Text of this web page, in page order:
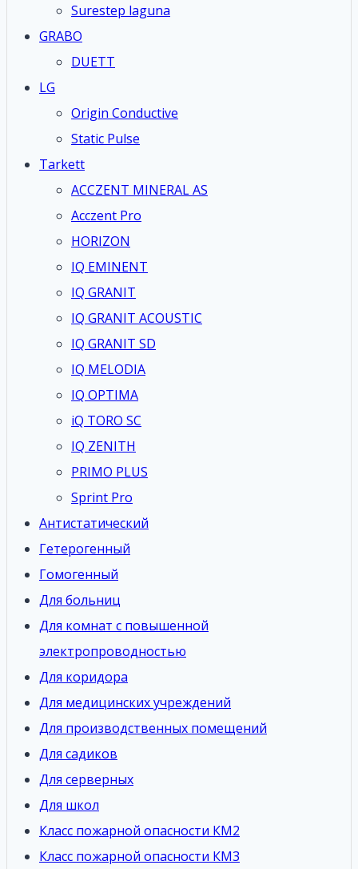
Surestep laguna
GRABO
DUETT
LG
Origin Conductive
Static Pulse
Tarkett
ACCZENT MINERAL AS
Acczent Pro
HORIZON
IQ EMINENT
IQ GRANIT
IQ GRANIT ACOUSTIC
IQ GRANIT SD
IQ MELODIA
IQ OPTIMA
iQ TORO SC
IQ ZENITH
PRIMO PLUS
Sprint Pro
Антистатический
Гетерогенный
Гомогенный
Для больниц
Для комнат с повышенной
электропроводностью
Для коридора
Для медицинских учреждений
Для производственных помещений
Для садиков
Для серверных
Для школ
Класс пожарной опасности КМ2
Класс пожарной опасности КМ3